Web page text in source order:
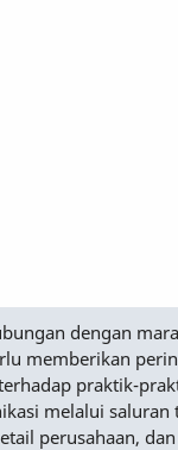
dengan
memberikan
praktik-
melalui
perusahaan,